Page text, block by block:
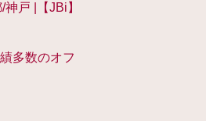
戸 |【JBi】
多数のオフ